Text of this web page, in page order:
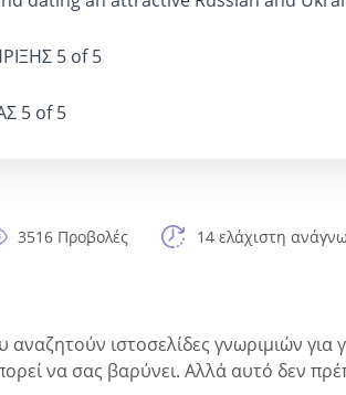
5 of 5
5 of 5
3516 Προβολές 14 ελάχιστη
ιστοσελίδες γνωριμιών
να σας βαρύνει. Αλλά αυτό δεν